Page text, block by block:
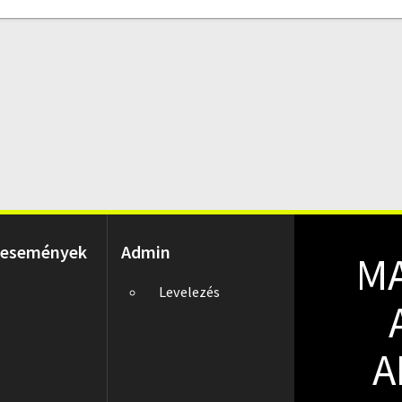
Admin
Levelezés